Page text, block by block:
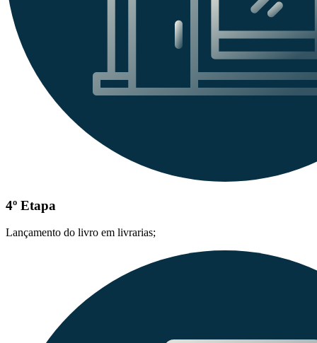
4º Etapa
Lançamento do livro em livrarias;